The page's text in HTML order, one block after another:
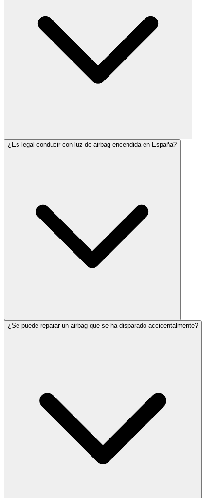
¿Es legal conducir con luz de airbag encendida en España?
¿Se puede reparar un airbag que se ha disparado accidentalmente?